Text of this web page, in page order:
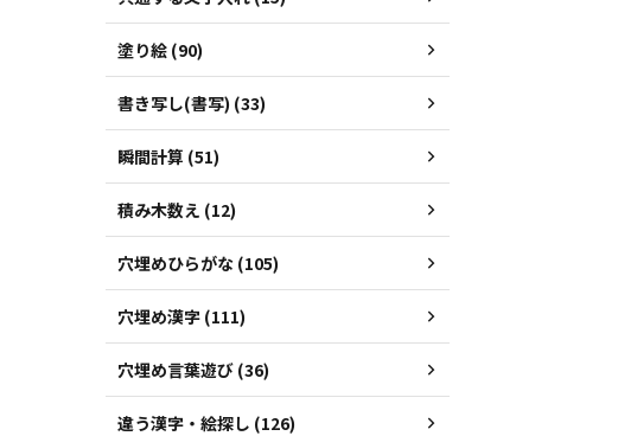
塗り絵 (90)
書き写し(書写) (33)
瞬間計算 (51)
積み木数え (12)
穴埋めひらがな (105)
穴埋め漢字 (111)
穴埋め言葉遊び (36)
違う漢字・絵探し (126)